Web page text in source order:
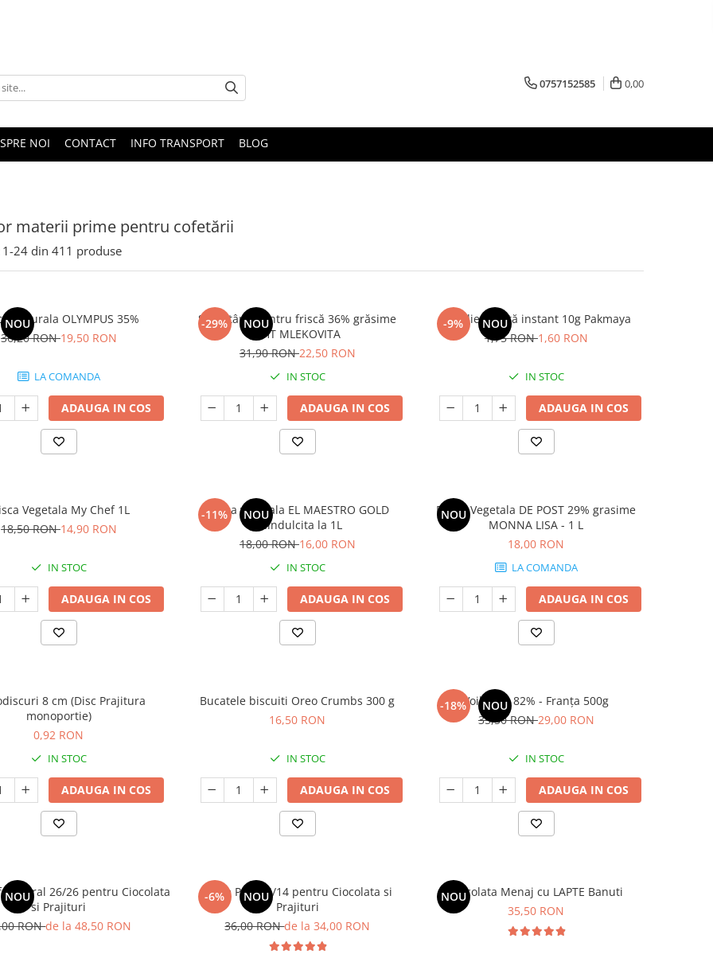
0757152585 0,00
NOI CONTACT INFO TRANSPORT BLOG
materii prime pentru cofetării
1-24 din 411 produse
NOU
Naturala OLYMPUS 35%
36,20 RON19,50 RON
LA COMANDA
ADAUGA IN COS
-29% NOU
Smântână pentru friscă 36% grăsime
UHT MLEKOVITA
31,90 RON22,50 RON
IN STOC
ADAUGA IN COS
-9% NOU
Drojdie uscată instant 10g Pakmaya
1,75 RON1,60 RON
IN STOC
ADAUGA IN COS
Vegetala My Chef 1L
18,50 RON14,90 RON
IN STOC
ADAUGA IN COS
-11% NOU
Frisca vegetala EL MAESTRO GOLD
Neindulcita la 1L
18,00 RON16,00 RON
IN STOC
ADAUGA IN COS
NOU
Frisca Vegetala DE POST 29% grasime
MONNA LISA - 1 L
18,00 RON
LA COMANDA
ADAUGA IN COS
8 cm (Disc Prajitura
monoportie)
0,92 RON
IN STOC
ADAUGA IN COS
Bucatele biscuiti Oreo Crumbs 300 g
16,50 RON
IN STOC
ADAUGA IN COS
-18% NOU
Voila unt 82% - Franța 500g
35,50 RON29,00 RON
IN STOC
ADAUGA IN COS
NOU
Integral 26/26 pentru Ciocolata
si Prajituri
RONde la 48,50 RON
-6% NOU
Lapte Praf 26/14 pentru Ciocolata si
Prajituri
36,00 RONde la 34,00 RON
NOU
Ciocolata Menaj cu LAPTE Banuti
35,50 RON